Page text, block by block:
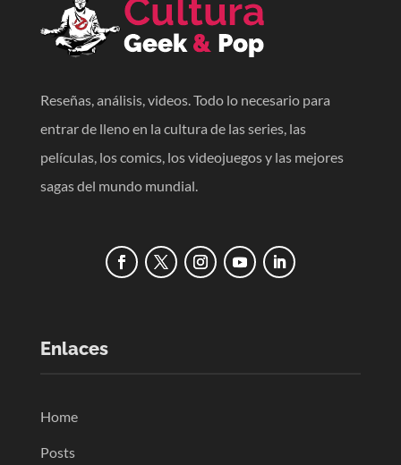
Reseñas, análisis, videos. Todo lo necesario para
entrar de lleno en la cultura de las series, las
películas, los comics, los videojuegos y las mejores
sagas del mundo mundial.
Enlaces
Home
Posts